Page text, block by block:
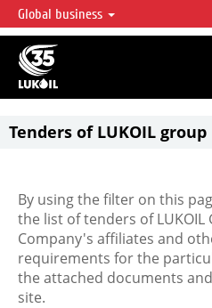
LUKOIL OVERVIEW
LUKOIL is one of the largest oil & gas
accounting for over 2% of crude
reserves globally.
Global business
Tenders of LUKOIL group
By using the filter on this
the list of tenders of
Company's affiliates and
requirements for the
the attached documents
site.